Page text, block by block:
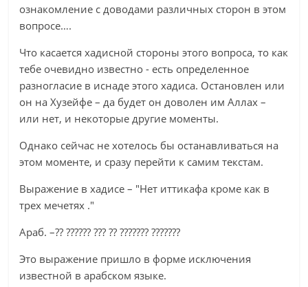
ознакомление с доводами различных сторон в этом
вопросе….
Что касается хадисной стороны этого вопроса, то как
тебе очевидно известно - есть определенное
разногласие в иснаде этого хадиса. Остановлен или
он на Хузейфе – да будет он доволен им Аллах –
или нет, и некоторые другие моменты.
Однако сейчас не хотелось бы останавливаться на
этом моменте, и сразу перейти к самим текстам.
Выражение в хадисе – "Нет иттикафа кроме как в
трех мечетях ."
Араб. –?? ?????? ??? ?? ??????? ???????
Это выражение пришло в форме исключения
известной в арабском языке.